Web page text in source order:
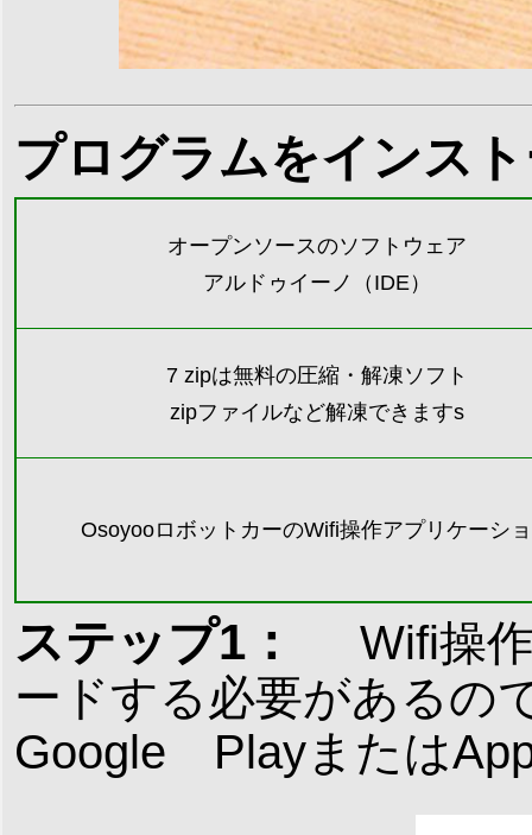
プログラムをインス
オープンソースのソフトウェア
アルドゥイーノ（IDE）
7 zipは無料の圧縮・解凍ソフト
zipファイルなど解凍できますs
OsoyooロボットカーのWifi操作アプリケーシ
ステップ1： Wifi操
ードする必要があるの
Google Playまたは